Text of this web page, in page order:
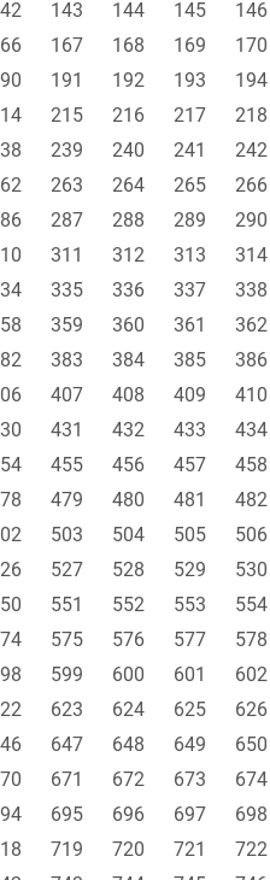
143 144 145 146
167 168 169 170
191 192 193 194
215 216 217 218
239 240 241 242
263 264 265 266
287 288 289 290
311 312 313 314
335 336 337 338
359 360 361 362
383 384 385 386
407 408 409 410
431 432 433 434
455 456 457 458
479 480 481 482
503 504 505 506
527 528 529 530
551 552 553 554
575 576 577 578
599 600 601 602
623 624 625 626
647 648 649 650
671 672 673 674
695 696 697 698
719 720 721 722